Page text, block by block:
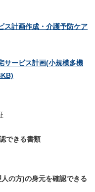
ス計画作成・介護予防ケア
サービス計画(小規模多機
できる書類
の方)の身元を確認できる